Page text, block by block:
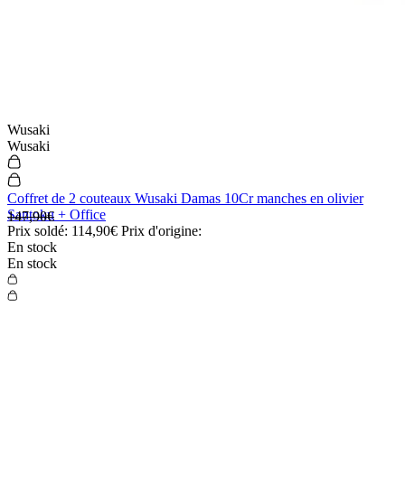
Wusaki
Wusaki
Coffret de 2 couteaux Wusaki Damas 10Cr manches en olivier
Santoku + Office
Prix soldé: 114,90€ Prix d'origine:
147,90€
En stock
En stock